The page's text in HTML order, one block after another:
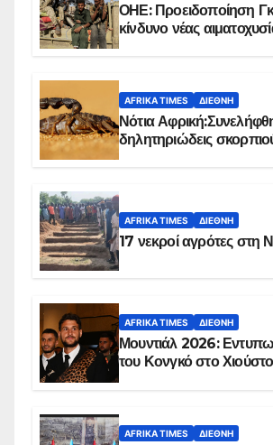
ΟΗΕ: Προειδοποίηση
κίνδυνο νέας
AFRIKA TIMES ΔΙΕΘΝΉ
Νότια
δηλητηριώδεις
AFRIKA TIMES ΔΙΕΘΝΉ
17 νεκροί αγρότες στη
AFRIKA TIMES ΔΙΕΘΝΉ
Μουντιάλ 2026:
του Κονγκό στο
AFRIKA TIMES ΔΙΕΘΝΉ